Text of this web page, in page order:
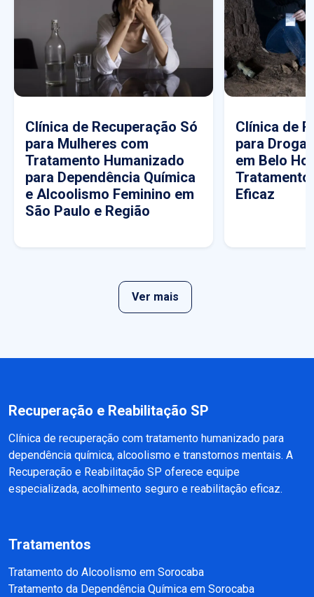
Clínica de Recuperação Só
para Mulheres com
Tratamento Humanizado
para Dependência Química
e Alcoolismo Feminino em
São Paulo e Região
Clínica de
para
em Belo
Tratamento
Eficaz
Ver mais
Recuperação e Reabilitação SP
Clínica de recuperação com tratamento humanizado para
dependência química, alcoolismo e transtornos mentais. A
Recuperação e Reabilitação SP oferece equipe
especializada, acolhimento seguro e reabilitação eficaz.
Tratamentos
Tratamento do Alcoolismo em Sorocaba
Tratamento da Dependência Química em Sorocaba